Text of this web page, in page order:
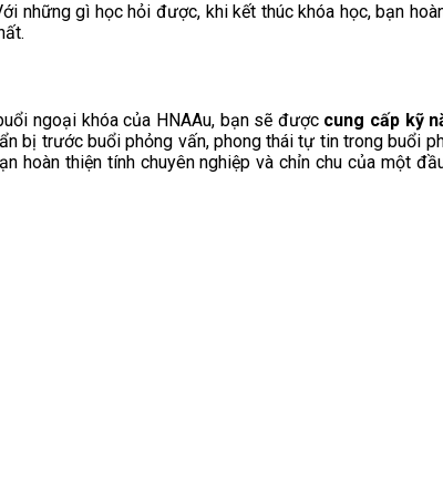
những gì học hỏi được, khi kết thúc khóa học, bạn
ngoại khóa của HNAAu, bạn sẽ được cung cấp kỹ
bị trước buổi phỏng vấn, phong thái tự tin trong buổi
hoàn thiện tính chuyên nghiệp và chỉn chu của một